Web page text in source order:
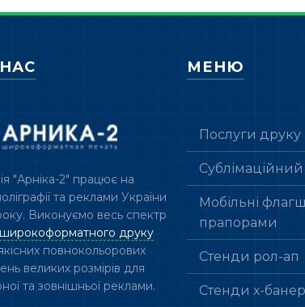
"Арніка-2" працює на
та реклами України
Виконуємо весь спектр
широкоформатного друку
повнокольорових
великих розмірів для
та зовнішньої реклами.
МЕНЮ
Послуги друку
Мобільні
прапорами
Стенди рол-ап
Стенди х-банер